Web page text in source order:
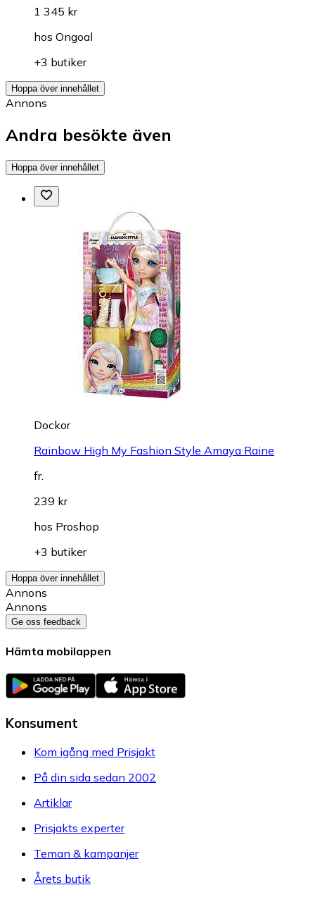
1 345 kr
hos Ongoal
+3 butiker
Hoppa över innehållet
Annons
Andra besökte även
Hoppa över innehållet
Dockor
Rainbow High My Fashion Style Amaya Raine
fr.
239 kr
hos Proshop
+3 butiker
Hoppa över innehållet
Annons
Annons
Ge oss feedback
Hämta mobilappen
Konsument
Kom igång med Prisjakt
På din sida sedan 2002
Artiklar
Prisjakts experter
Teman & kampanjer
Årets butik